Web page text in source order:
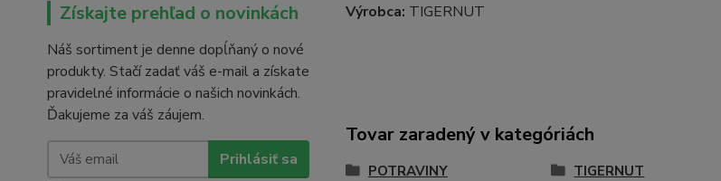
Získajte prehľad o novinkách
Náš sortiment je denne dopĺňaný o nové
produkty. Stačí zadať váš e-mail a získate
pravidelné informácie o našich novinkách.
Ďakujeme za váš záujem.
Prihlásiť sa
Výrobca: TIGERNUT
Tovar zaradený v kategóriách
POTRAVINY TIGERNUT